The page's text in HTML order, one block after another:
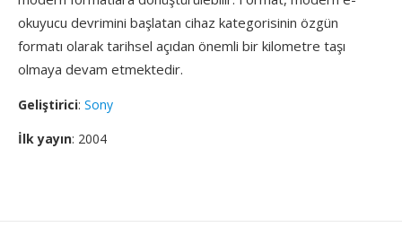
okuyucu devrimini başlatan cihaz kategorisinin özgün
formatı olarak tarihsel açıdan önemli bir kilometre taşı
olmaya devam etmektedir.
Geliştirici: Sony
İlk yayın: 2004